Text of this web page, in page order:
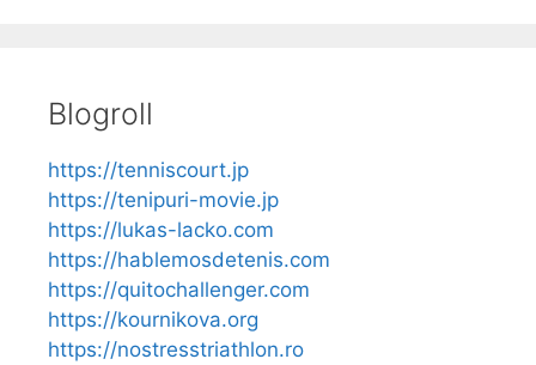
Blogroll
https://tenniscourt.jp
https://tenipuri-movie.jp
https://lukas-lacko.com
https://hablemosdetenis.com
https://quitochallenger.com
https://kournikova.org
https://nostresstriathlon.ro